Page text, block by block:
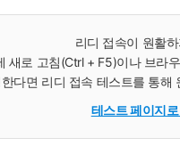
리디 접속이 원활
새로 고침(Ctrl + F5)이나 브라
다면 리디 접속 테스트를 통
테스트 페이지